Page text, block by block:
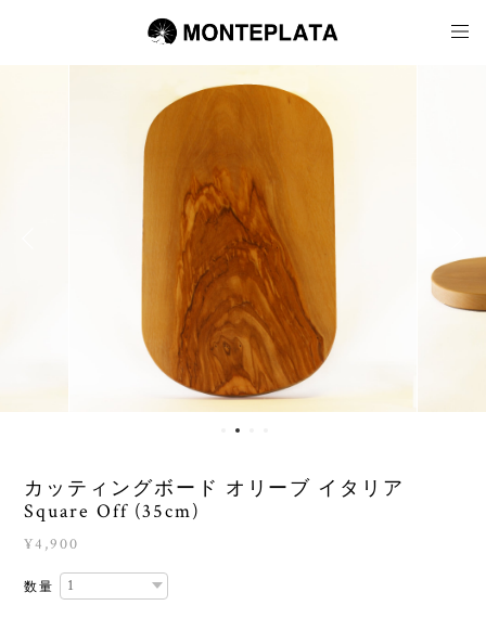
カッティングボード オリーブ イタリア
Square Off (35cm)
¥4,900
数量